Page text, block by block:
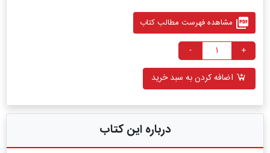
picture_as_pdf مشاهده فهرست مطالب کتاب
+
-
اضافه کردن به سبد خرید
درباره این کتاب